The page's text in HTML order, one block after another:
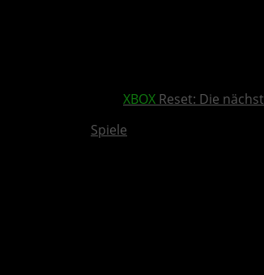
XBOX Reset: Die
Spiele